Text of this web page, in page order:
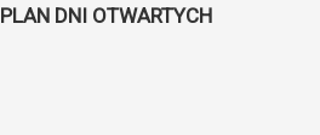
PLAN DNI OTWARTYCH